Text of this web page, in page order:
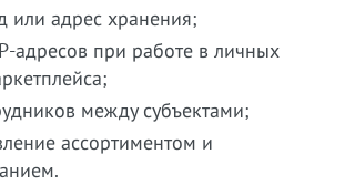
или адрес хранения;
адресов при работе в личных
между субъектами;
ассортиментом и